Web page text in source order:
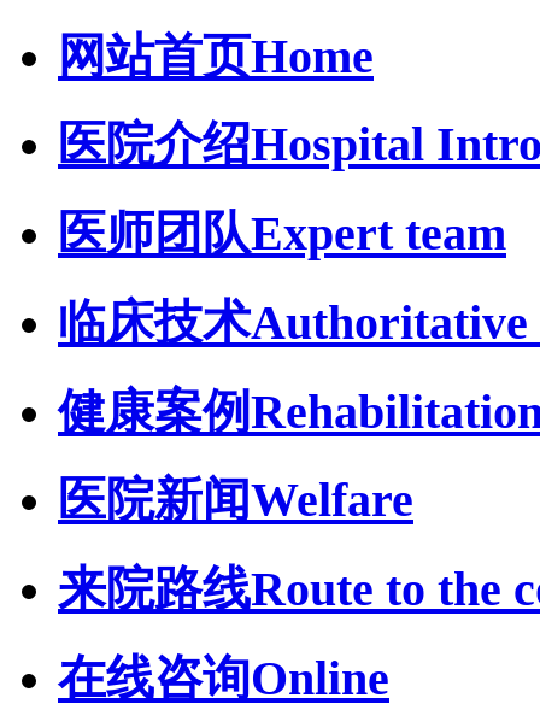
网站首页Home
医院介绍Hospital
医师团队Expert team
临床技术Authoritative
健康案例
医院新闻Welfare
来院路线Route to the
在线咨询Online